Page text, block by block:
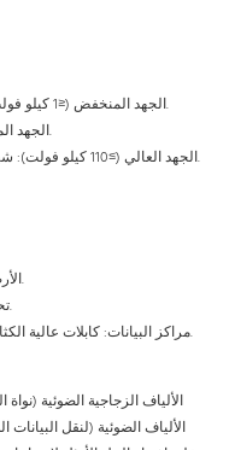
الجهد المنخفض (≤1 كيلو فولت): الأسلاك المنزلية/المكتبية، الأجهزة الصغيرة.
الجهد المتوسط ​​(1-35 كيلو فولت): توزيع الطاقة الحضرية.
الجهد العالي (≥110 كيلو فولت): شبكات المسافات الطويلة، ومزارع الرياح البحرية.
الأرضية: وصلات البيانات الجوية تحت الأرض/الريفية.
تحت الماء: كابلات معززة للبيانات عبر المحيطات.
مراكز البيانات: كابلات عالية الكثافة لاتصالات الخادم ذات زمن الوصول المنخفض.
الألياف الزجاجية الضوئية
الألياف الضوئية (لنقل